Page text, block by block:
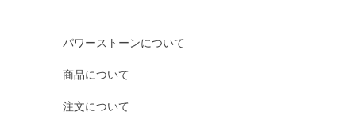
パワーストーンについて
商品について
注文について